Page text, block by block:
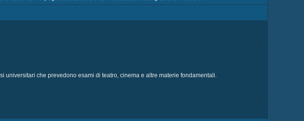
universitari che prevedono esami di teatro, cinema e altre materie fondamentali.